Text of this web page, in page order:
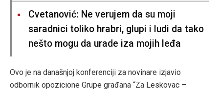
Cvetanović: Ne verujem da su moji
saradnici toliko hrabri, glupi i ludi da tako
nešto mogu da urade iza mojih leđa
Ovo je na današnjoj konferenciji za novinare izjavio
odbornik opozicione Grupe građana “Za Leskovac –